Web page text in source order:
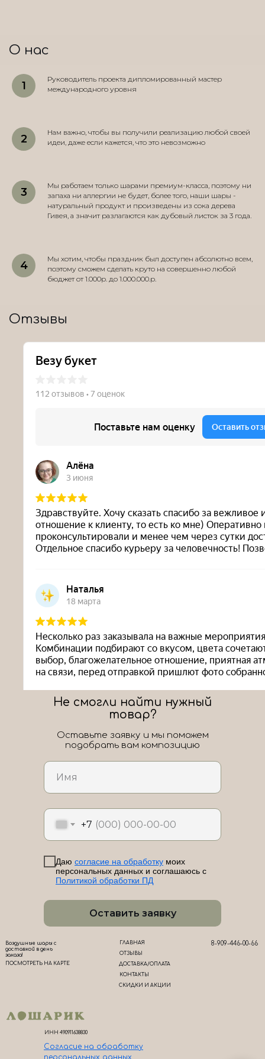
О нас
Руководитель проекта дипломированный мастер
международного уровня
Нам важно, чтобы вы получили реализацию любой своей
идеи, даже если кажется, что это невозможно
Мы работаем только шарами премиум-класса, поэтому ни
запаха ни аллергии не будет, более того, наши шары -
натуральный продукт и произведены из сока дерева
Гивея, а значит разлагаются как дубовый листок за 3 года.
Мы хотим, чтобы праздник был доступен абсолютно всем,
поэтому сможем сделать круто на совершенно любой
бюджет от 1.000р. до 1.000.000.р.
Отзывы
ЛоШАРик на карте Новороссийска — Яндекс Карты
+7
Даю согласие на обработку моих
персональных данных и соглашаюсь с
Политикой обработки ПД
Оставить заявку
Не смогли найти нужный
товар?
Оставьте заявку и мы поможем
подобрать вам композицию
ОТЗЫВЫ
ГЛАВНАЯ
ДОСТАВКА/ОПЛАТА
СКИДКИ И АКЦИИ
КОНТАКТЫ
8-909-446-00-66
Воздушные шары с
доставкой в день
заказа!
ПОСМОТРЕТЬ НА КАРТЕ
ИНН 490911638830
Согласие на обработку
персональных данных